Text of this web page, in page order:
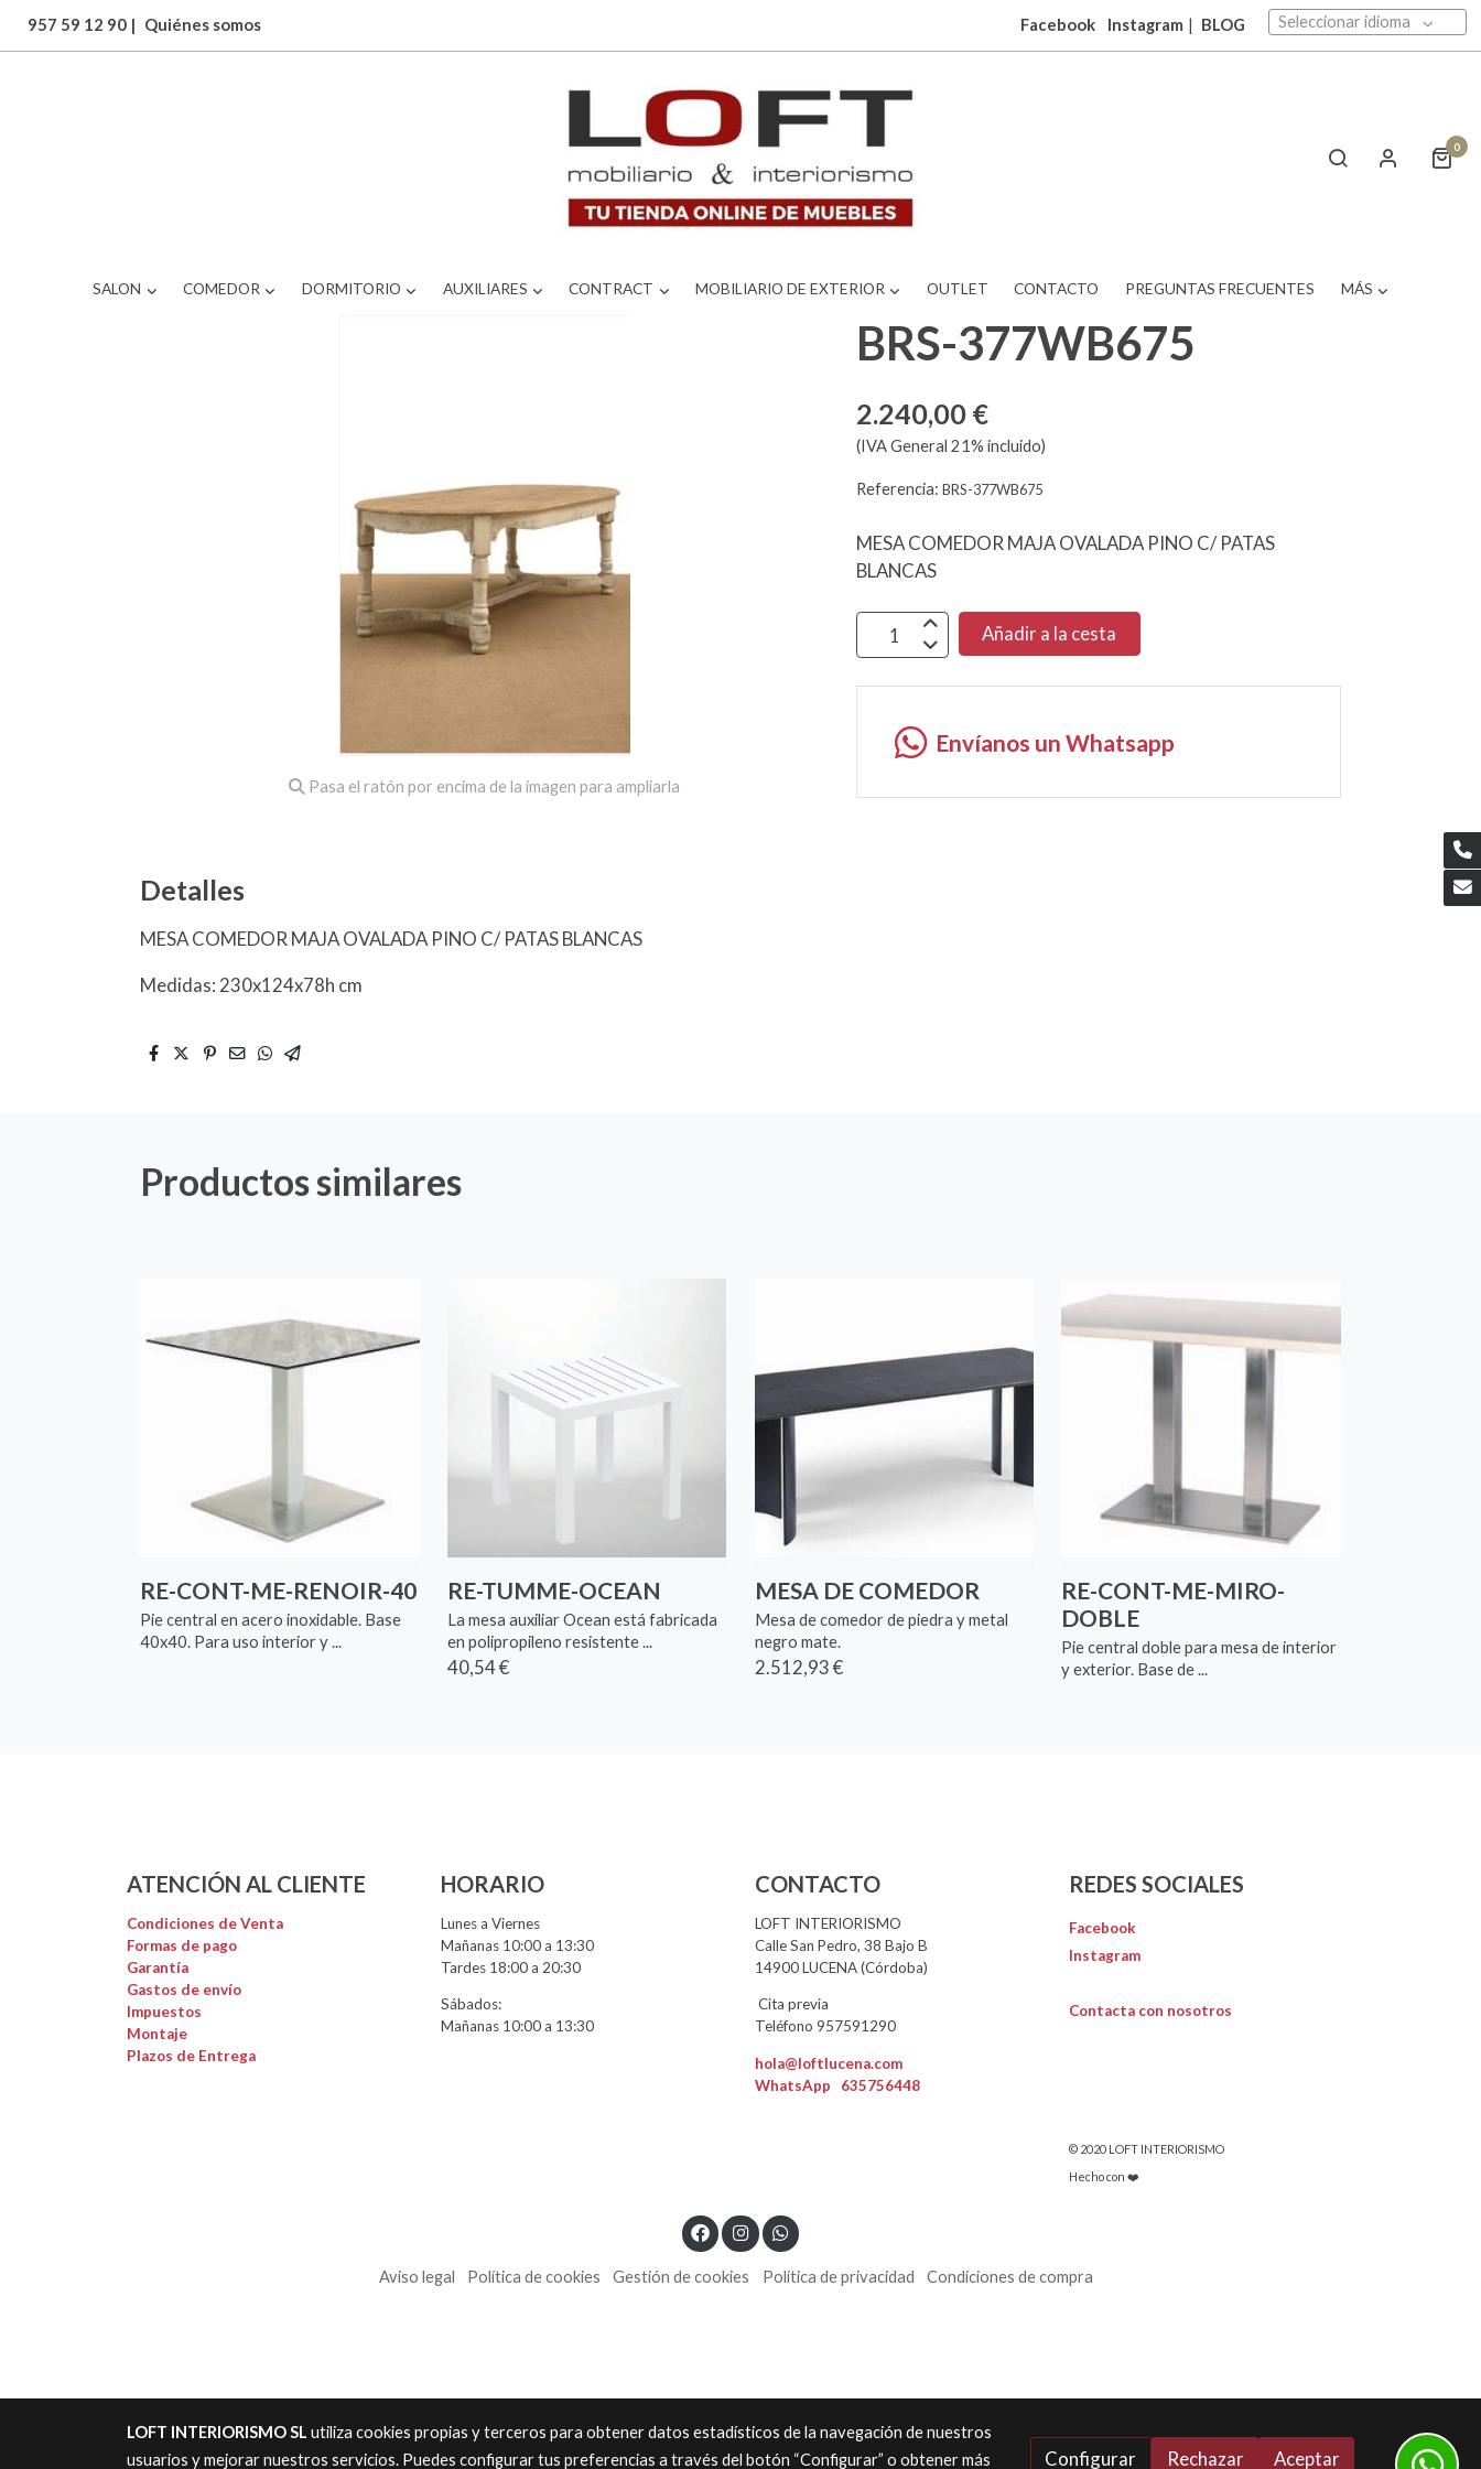
957 59 12 90 | Quiénes somos Facebook Instagram | BLOG Seleccionar idioma
0
SALON COMEDOR DORMITORIO AUXILIARES CONTRACT MOBILIARIO DE EXTERIOR OUTLET CONTACTO PREGUNTAS FRECUENTES MÁS
Pasa el ratón por encima de la imagen para ampliarla
Detalles
MESA COMEDOR MAJA OVALADA PINO C/ PATAS BLANCAS
Medidas: 230x124x78h cm
BRS-377WB675
2.240,00 €
(IVA General 21% incluido)
Referencia:BRS-377WB675
MESA COMEDOR MAJA OVALADA PINO C/ PATAS
BLANCAS
Añadir a la cesta
Envíanos un Whatsapp
Productos similares
RE-CONT-ME-RENOIR-40
Pie central en acero inoxidable. Base
40x40. Para uso interior y ...
RE-TUMME-OCEAN
La mesa auxiliar Ocean está fabricada
en polipropileno resistente ...
40,54 €
MESA DE COMEDOR
Mesa de comedor de piedra y metal
negro mate.
2.512,93 €
RE-CONT-ME-MIRO-
DOBLE
Pie central doble para mesa de interior
y exterior. Base de ...
ATENCIÓN AL CLIENTE
Condiciones de Venta
Formas de pago
Garantía
Gastos de envío
Impuestos
Montaje
Plazos de Entrega
HORARIO
Lunes a Viernes
Mañanas 10:00 a 13:30
Tardes 18:00 a 20:30
Sábados:
Mañanas 10:00 a 13:30
CONTACTO
LOFT INTERIORISMO
Calle San Pedro, 38 Bajo B
14900 LUCENA (Córdoba)
Cita previa
Teléfono 957591290
hola@loftlucena.com
WhatsApp 635756448
REDES SOCIALES
Facebook
Instagram
Contacta con nosotros
© 2020 LOFT INTERIORISMO
Hecho con ❤️
Aviso legal Política de cookies Gestión de cookies Política de privacidad Condiciones de compra
LOFT INTERIORISMO SL utiliza cookies propias y terceros para obtener datos estadísticos de la navegación de nuestros
usuarios y mejorar nuestros servicios. Puedes configurar tus preferencias a través del botón “Configurar” o obtener más
Configurar Rechazar Aceptar